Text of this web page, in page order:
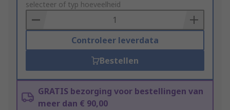
to
Basket
selecteer of typ hoeveelheid
Controleer leverdata
Bestellen
GRATIS bezorging voor bestellingen van
meer dan € 90,00